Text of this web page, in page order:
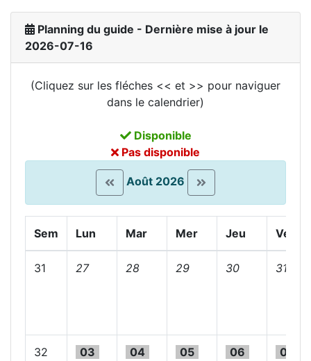
Planning du guide - Dernière mise à jour le
2026-07-16
(Cliquez sur les fléches << et >> pour naviguer
dans le calendrier)
Disponible
Pas disponible
Août 2026
Sem Lun Mar Mer Jeu Ven
31 27 28 29 30 31
32
03
04
05
06
07